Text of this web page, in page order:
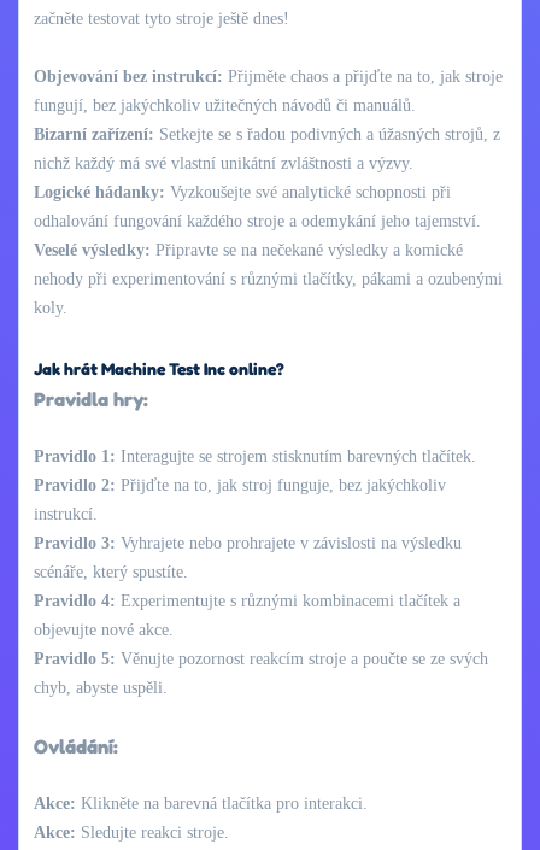
začněte testovat tyto stroje ještě dnes!
Objevování bez instrukcí: Přijměte chaos a přijďte na to, jak stroje
fungují, bez jakýchkoliv užitečných návodů či manuálů.
Bizarní zařízení: Setkejte se s řadou podivných a úžasných strojů, z
nichž každý má své vlastní unikátní zvláštnosti a výzvy.
Logické hádanky: Vyzkoušejte své analytické schopnosti při
odhalování fungování každého stroje a odemykání jeho tajemství.
Veselé výsledky: Připravte se na nečekané výsledky a komické
nehody při experimentování s různými tlačítky, pákami a ozubenými
koly.
Jak hrát Machine Test Inc online?
Pravidla hry:
Pravidlo 1: Interagujte se strojem stisknutím barevných tlačítek.
Pravidlo 2: Přijďte na to, jak stroj funguje, bez jakýchkoliv
instrukcí.
Pravidlo 3: Vyhrajete nebo prohrajete v závislosti na výsledku
scénáře, který spustíte.
Pravidlo 4: Experimentujte s různými kombinacemi tlačítek a
objevujte nové akce.
Pravidlo 5: Věnujte pozornost reakcím stroje a poučte se ze svých
chyb, abyste uspěli.
Ovládání:
Akce: Klikněte na barevná tlačítka pro interakci.
Akce: Sledujte reakci stroje.